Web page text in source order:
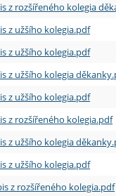
z rozšířeného kolegia
z užšího kolegia.pdf
z užšího kolegia.pdf
z užšího kolegia
z užšího kolegia.pdf
z rozšířeného kolegia.pdf
z užšího kolegia
z užšího kolegia.pdf
z rozšířeného kolegia.pdf